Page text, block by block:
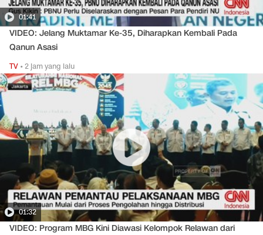
01:41
VIDEO: Jelang Muktamar Ke-35, Diharapkan Kembali Pada
Qanun Asasi
TV •2 jam yang lalu
01:32
VIDEO: Program MBG Kini Diawasi Kelompok Relawan dari